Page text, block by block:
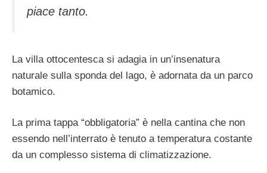
piace tanto.
La villa ottocentesca si adagia in un’insenatura
naturale sulla sponda del lago, è adornata da un parco
botamico.
La prima tappa “obbligatoria” è nella cantina che non
essendo nell’interrato è tenuto a temperatura costante
da un complesso sistema di climatizzazione.